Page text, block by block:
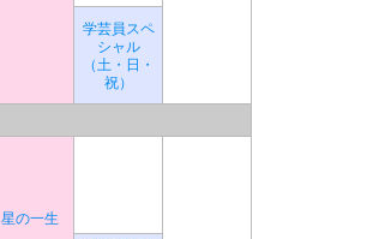
学芸員スペ
シャル
（土・日・
祝）
星の一生